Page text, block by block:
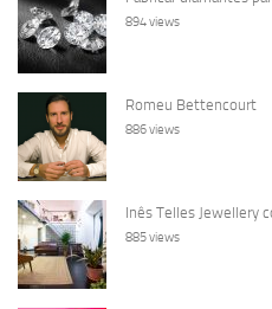
894 views
Romeu Bettencourt
886 views
Inês Telles Jewellery
885 views